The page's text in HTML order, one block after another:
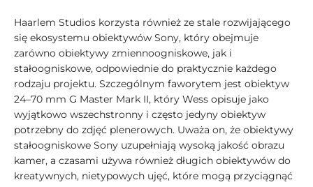
Haarlem Studios korzysta również ze stale rozwijającego
się ekosystemu obiektywów Sony, który obejmuje
zarówno obiektywy zmiennoogniskowe, jak i
stałoogniskowe, odpowiednie do praktycznie każdego
rodzaju projektu. Szczególnym faworytem jest obiektyw
24–70 mm G Master Mark II, który Wess opisuje jako
wyjątkowo wszechstronny i często jedyny obiektyw
potrzebny do zdjęć plenerowych. Uważa on, że obiektywy
stałoogniskowe Sony uzupełniają wysoką jakość obrazu
kamer, a czasami używa również długich obiektywów do
kreatywnych, nietypowych ujęć, które mogą przyciągnąć